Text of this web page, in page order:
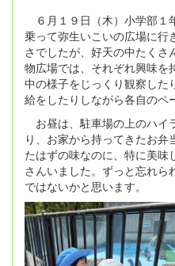
６月１９日（木）小学部１
乗って弥生いこいの広場に行
さでしたが、好天の中たくさ
物広場では、それぞれ興味を
中の様子をじっくり観察した
給をしたりしながら各自のペ
お昼は、駐車場の上のハイ
り、お家から持ってきたお
たはずの味なのに、特に美味
さんいました。ずっと忘れ
ではないかと思います。